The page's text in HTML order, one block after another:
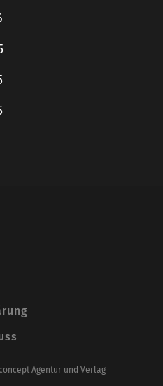
Agentur und Verlag